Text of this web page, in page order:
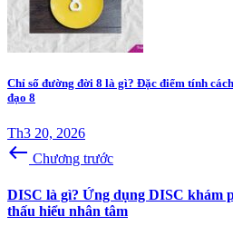
Chỉ số đường đời 8 là gì? Đặc điểm tính
đạo 8
Th3 20, 2026
west Chương trước
DISC là gì? Ứng dụng DISC khám
thấu hiểu nhân tâm